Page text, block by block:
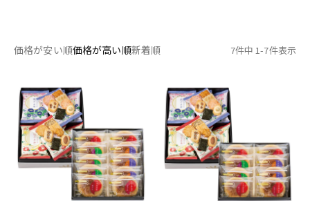
価格が安い順価格が高い順新着順 7件中 1-7件表示